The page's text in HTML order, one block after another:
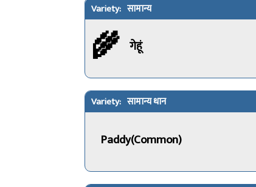
सामान्य
🌾 गेहूं
सामान्य धान
Paddy(Common)